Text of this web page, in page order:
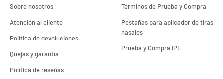
Sobre nosotros
Atención al cliente
Política de devoluciones
Quejas y garantía
Política de reseñas
Términos de Prueba y Compra
Pestañas para aplicador de tiras
nasales
Prueba y Compra IPL